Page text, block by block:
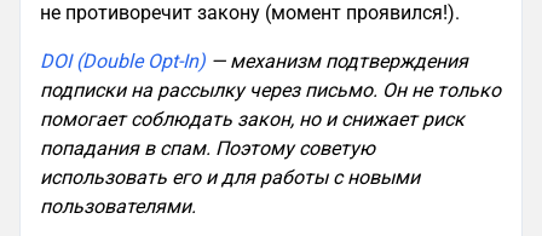
не противоречит закону (момент проявился!).
DOI (Double Opt-In) — механизм подтверждения
подписки на рассылку через письмо. Он не только
помогает соблюдать закон, но и снижает риск
попадания в спам. Поэтому советую
использовать его и для работы с новыми
пользователями.